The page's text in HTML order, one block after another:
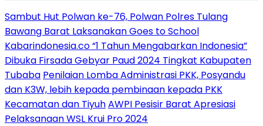
Sambut Hut Polwan ke-76, Polwan Polres Tulang
Bawang Barat Laksanakan Goes to School
Kabarindonesia.co “1 Tahun Mengabarkan Indonesia”
Dibuka Firsada Gebyar Paud 2024 Tingkat Kabupaten
Tubaba Penilaian Lomba Administrasi PKK, Posyandu
dan K3W, lebih kepada pembinaan kepada PKK
Kecamatan dan TiyuhAWPI Pesisir Barat Apresiasi
Pelaksanaan WSL Krui Pro 2024